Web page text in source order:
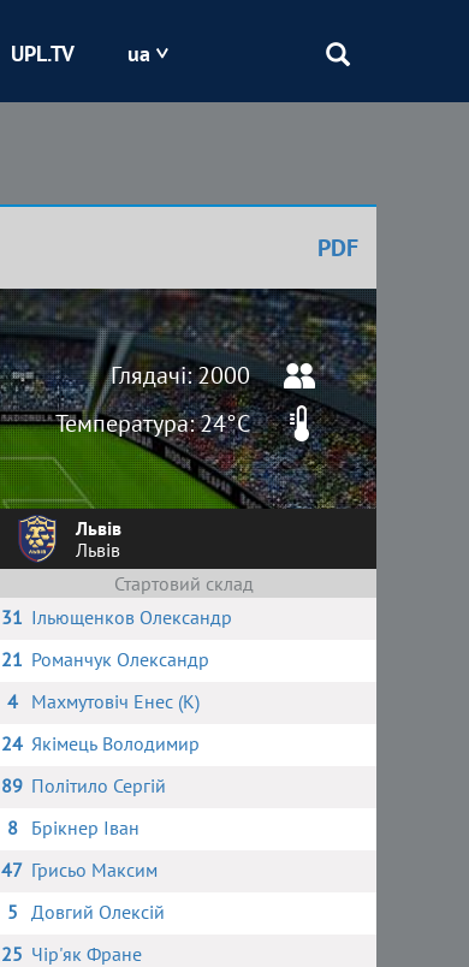
Кривбас
Шахтар
UPL.TV ua
PDF
Глядачі: 2000
Температура: 24°C
Львів
Львів
Стартовий склад
31 Ільющенков Олександр
21 Романчук Олександр
4
Махмутовіч Енес (К)
24 Якімець Володимир
89 Політило Сергій
8
Брікнер Іван
47 Грисьо Максим
5 Довгий Олексій
25 Чір'як Фране